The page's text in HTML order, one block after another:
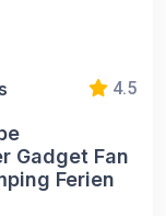
4.5
Gadget Fan
Ferien